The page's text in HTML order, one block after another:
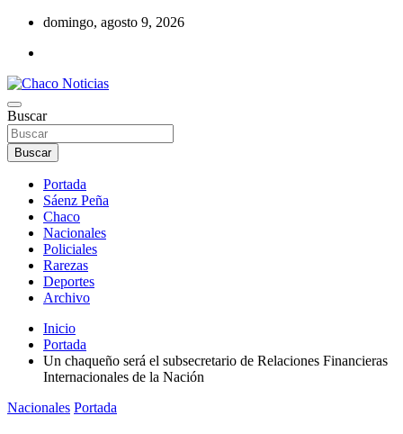
Saltar
contenido
domingo, agosto 9, 2026
Chaco Noticias
Noticias de la región del Chaco
Buscar
Buscar
Portada
Sáenz Peña
Chaco
Nacionales
Policiales
Rarezas
Deportes
Archivo
Inicio
Portada
Un chaqueño será el subsecretario de Relaciones Financieras
Internacionales de la Nación
Nacionales Portada